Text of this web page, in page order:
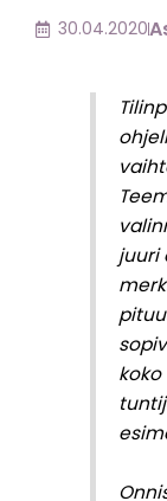
30.04.2020
juuri